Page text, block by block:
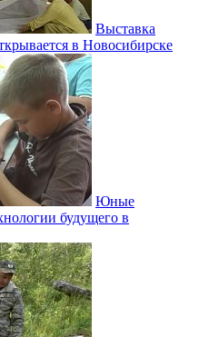
Выставка
в Новосибирске
Юные
будущего в